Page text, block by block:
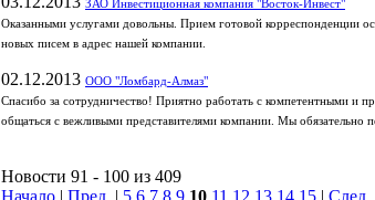
ЗАО Инвестиционная компания "Восток-Инвест"
Оказанными услугами довольны. Прием готовой корреспонденции
новых писем в адрес нашей компании.
02.12.2013 ООО "Ломбард-Алмаз"
Спасибо за сотрудничество! Приятно работать с компетентными и
общаться с вежливыми представителями компании. Мы обязательно
Новости 91 - 100 из 409
Начало | Пред. | 5 6 7 8 9 10 11 12 13 14 15 | След.